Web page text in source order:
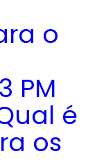
o
PM
é
os